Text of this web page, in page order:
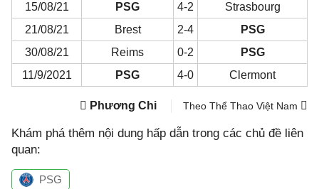
15/08/21
PSG 4-2
Strasbourg
21/08/21
Brest 2-4
PSG
30/08/21
Reims 0-2
PSG
11/9/2021
PSG 4-0 Clermont
Phương Chi Theo Thể Thao Việt Nam
Khám phá thêm nội dung hấp dẫn trong các chủ đề liên
quan:
PSG